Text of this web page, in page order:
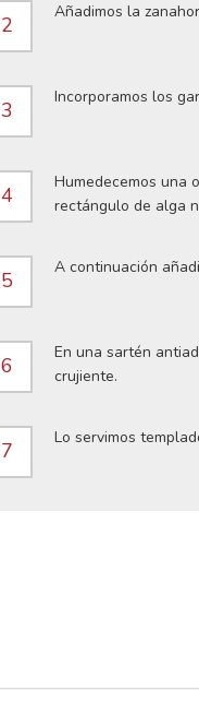
2
Añadimos la
3
Incorporamos los
4
Humedecemos una
rectángulo de alga
5
A continuación
6
En una sartén
crujiente.
7
Lo servimos